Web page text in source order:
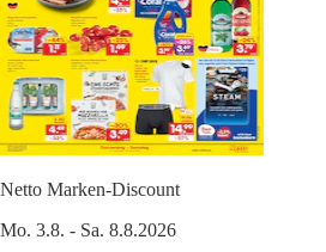
Netto Marken-Discount
Mo. 3.8. - Sa. 8.8.2026